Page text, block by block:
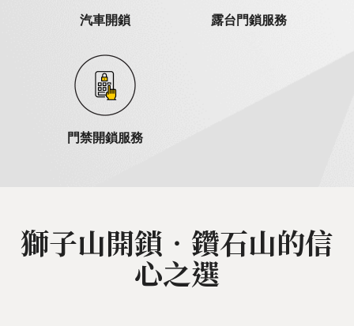
汽車開鎖 露台門鎖服務
門禁開鎖服務
獅子山開鎖‧鑽石山的信
心之選